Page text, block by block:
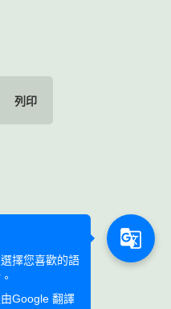
列印
擇您喜歡的語
Google 翻譯
g_translate